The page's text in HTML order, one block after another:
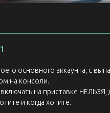
основного аккаунта, с
на консоли.
на приставке НЕЛЬЗЯ,
и когда хотите.